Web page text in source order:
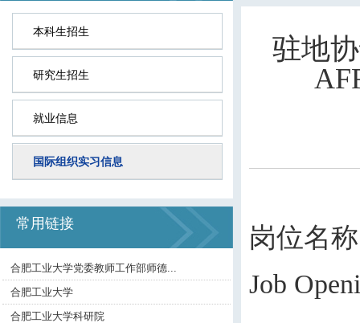
本科生招生
研究生招生
就业信息
国际组织实习信息
常用链接
合肥工业大学党委教师工作部师德...
合肥工业大学
合肥工业大学科研院
驻地
岗位名
Job